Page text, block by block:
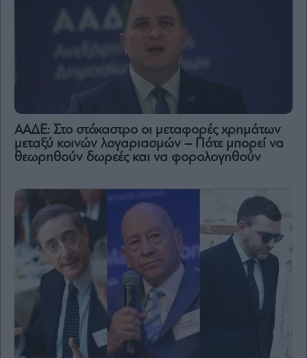
ΑΑΔΕ: Στο στόχαστρο οι μεταφορές χρημάτων
μεταξύ κοινών λογαριασμών – Πότε μπορεί να
θεωρηθούν δωρεές και να φορολογηθούν